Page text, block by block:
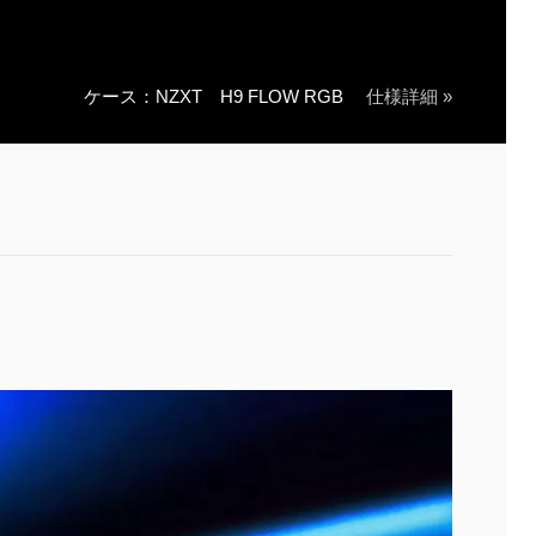
ケース：NZXT H9 FLOW RGB 仕様詳細 »